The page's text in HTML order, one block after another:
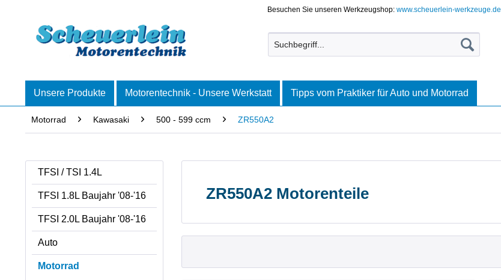
Besuchen Sie unseren Werkzeugshop:www.scheuerlein-werkzeuge.de
Unsere Produkte Motorentechnik - Unsere Werkstatt Tipps vom Praktiker für Auto und Motorrad
Motorrad Kawasaki 500 - 599 ccm ZR550A2
TFSI / TSI 1.4L
TFSI 1.8L Baujahr '08-'16
TFSI 2.0L Baujahr '08-'16
Auto
Motorrad
ZR550A2 Motorenteile